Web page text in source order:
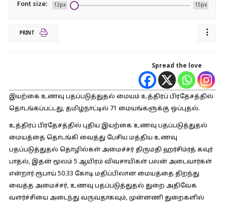
Font size: 12px 15px
PRINT
Spread the love
இயற்கை உணவு பதப்படுத்துதல் மையம் உத்திரப் பிரதேசத்தில்
தொடங்கப்பட்டது, தமிழ்நாட்டில் 71 மையங்களுக்கு ஒப்புதல்.
உத்திரப் பிரதேசத்தில் புதிய இயற்கை உணவு பதப்படுத்துதல்
மையத்தை தொடங்கி வைத்து பேசிய மத்திய உணவு
பதப்படுத்துதல் தொழில்கள் அமைச்சர் திருமதி ஹர்சிம்ரத் கவுர்
பாதல், இதன் மூலம் 5 ஆயிரம் விவசாயிகள் பலன் அடைவார்கள்
என்றார்.ரூபாய் 50.33 கோடி மதிப்பிலான மையத்தை திறந்து
வைத்த அமைச்சர், உணவு பதப்படுத்துதல் துறை அதிவேக
வளர்ச்சியை அடைந்து வருவதாகவும், முன்னணி துறைகளில்